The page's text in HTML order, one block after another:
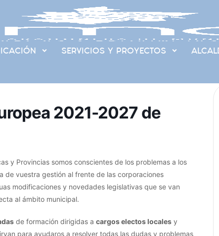
SERVICIOS Y PROYECTOS
2021-2027 de
y Provincias somos conscientes de los problemas a los
de vuestra gestión al frente de las corporaciones
modificaciones y novedades legislativas que se van
al ámbito municipal.
de formación dirigidas a cargos electos locales y
para ayudaros a resolver todas las dudas y problemas